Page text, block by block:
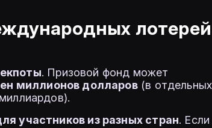
. Призовой фонд может
миллионов долларов(в отдельных
участников из разных стран. Если